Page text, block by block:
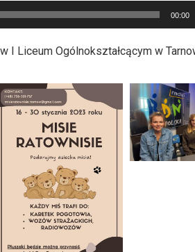
00:00
I Liceum Ogólnokształcącym w